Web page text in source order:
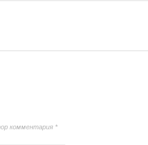
комментария *